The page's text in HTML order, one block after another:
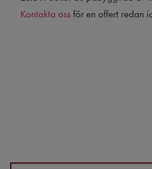
Kontakta ossför en offert redan